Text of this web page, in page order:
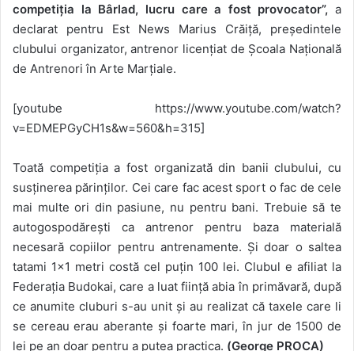
competiția la Bârlad, lucru care a fost provocator”, a
declarat pentru Est News Marius Crăiță, președintele
clubului organizator, antrenor licențiat de Școala Națională
de Antrenori în Arte Marțiale.
[youtube https://www.youtube.com/watch?
v=EDMEPGyCH1s&w=560&h=315]
Toată competiția a fost organizată din banii clubului, cu
susținerea părinților. Cei care fac acest sport o fac de cele
mai multe ori din pasiune, nu pentru bani. Trebuie să te
autogospodărești ca antrenor pentru baza materială
necesară copiilor pentru antrenamente. Și doar o saltea
tatami 1×1 metri costă cel puțin 100 lei. Clubul e afiliat la
Federația Budokai, care a luat ființă abia în primăvară, după
ce anumite cluburi s-au unit și au realizat că taxele care li
se cereau erau aberante și foarte mari, în jur de 1500 de
lei pe an doar pentru a putea practica. (George PROCA)